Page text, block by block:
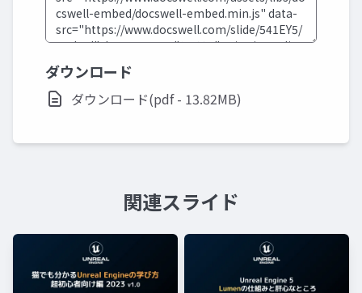
ダウンロード
ダウンロード(pdf - 13.82MB)
関連スライド